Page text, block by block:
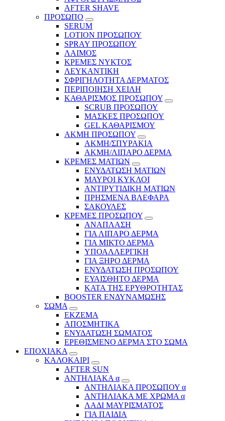
AFTER SHAVE
ΠΡΟΣΩΠΟ
SERUM
LOTION ΠΡΟΣΩΠΟΥ
SPRAY ΠΡΟΣΩΠΟΥ
ΛΑΙΜΟΣ
ΚΡΕΜΕΣ ΝΥΚΤΟΣ
ΛΕΥΚΑΝΤΙΚΗ
ΣΦΡΙΓΗΛΟΤΗΤΑ ΔΕΡΜΑΤΟΣ
ΠΕΡΙΠΟΙΗΣΗ ΧΕΙΛΗ
ΚΑΘΑΡΙΣΜΟΣ ΠΡΟΣΩΠΟΥ
SCRUB ΠΡΟΣΩΠΟΥ
ΜΑΣΚΕΣ ΠΡΟΣΩΠΟΥ
GEL ΚΑΘΑΡΙΣΜΟΥ
ΑΚΜΗ ΠΡΟΣΩΠΟΥ
ΑΚΜΗ/ΣΠΥΡΑΚΙΑ
ΑΚΜΗ/ΛΙΠΑΡΟ ΔΕΡΜΑ
ΚΡΕΜΕΣ ΜΑΤΙΩΝ
ΕΝΥΔΑΤΩΣΗ ΜΑΤΙΩΝ
ΜΑΥΡΟΙ ΚΥΚΛΟΙ
ΑΝΤΙΡΥΤΙΔΙΚΗ ΜΑΤΙΩΝ
ΠΡΗΣΜΕΝΑ ΒΛΕΦΑΡΑ
ΣΑΚΟΥΛΕΣ
ΚΡΕΜΕΣ ΠΡΟΣΩΠΟΥ
ΑΝΑΠΛΑΣΗ
ΓΙΑ ΛΙΠΑΡΟ ΔΕΡΜΑ
ΓΙΑ ΜΙΚΤΟ ΔΕΡΜΑ
ΥΠΟΑΛΛΕΡΓΙΚΗ
ΓΙΑ ΞΗΡΟ ΔΕΡΜΑ
ΕΝΥΔΑΤΩΣΗ ΠΡΟΣΩΠΟΥ
ΕΥΑΙΣΘΗΤΟ ΔΕΡΜΑ
ΚΑΤΑ ΤΗΣ ΕΡΥΘΡΟΤΗΤΑΣ
BOOSTER ΕΝΔΥΝΑΜΩΣΗΣ
ΣΩΜΑ
ΕΚΖΕΜΑ
ΑΠΟΣΜΗΤΙΚΑ
ΕΝΥΔΑΤΩΣΗ ΣΩΜΑΤΟΣ
ΕΡΕΘΙΣΜΕΝΟ ΔΕΡΜΑ ΣΤΟ ΣΩΜΑ
ΕΠΟΧΙΑΚΑ
ΚΑΛΟΚΑΙΡΙ
AFTER SUN
ΑΝΤΗΛΙΑΚΑ α
ΑΝΤΗΛΙΑΚΑ ΠΡΟΣΩΠΟΥ α
ΑΝΤΗΛΙΑΚΑ ΜΕ ΧΡΩΜΑ α
ΛΑΔΙ ΜΑΥΡΙΣΜΑΤΟΣ
ΓΙΑ ΠΑΙΔΙΑ